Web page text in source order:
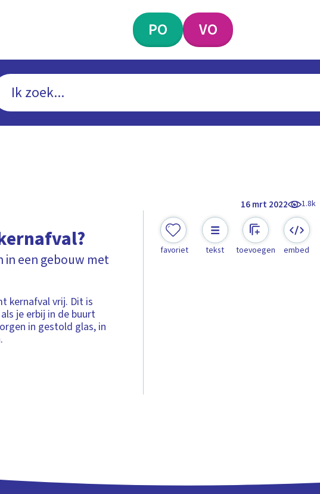
PO VO
16 mrt 2022 1.8k
in een gebouw met
kernafval vrij. Dit is
je erbij in de buurt
in gestold glas, in
favoriet tekst toevoegen embed